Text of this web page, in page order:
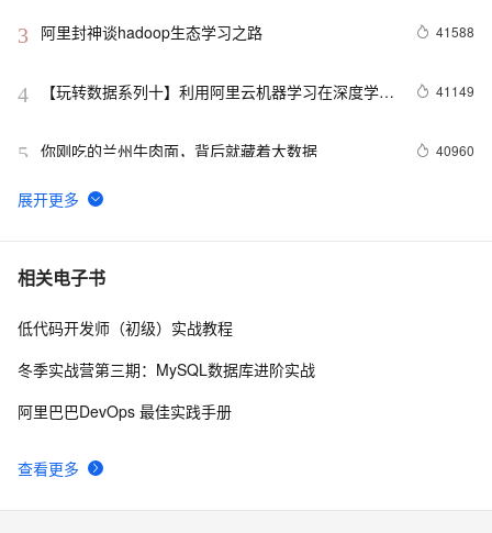
3 阿里封神谈hadoop生态学习之路 41588
4
【玩转数据系列十】利用阿里云机器学习在深度学习
41149
5 你刚吃的兰州牛肉面，背后就藏着大数据 40960
6 odps是什么?
7 【技术实验】mysql准实时同步数据到Elasticsearch
8 数据仓库介绍与实时数仓案例
相关电子书
查看更多
低代码开发师（初级）实战教程
冬季实战营第三期：MySQL数据库进阶实战
阿里巴巴DevOps 最佳实践手册